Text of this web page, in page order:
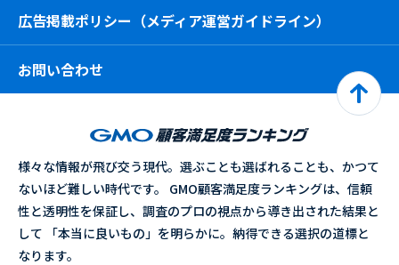
広告掲載ポリシー（メディア運営ガイドライン）
お問い合わせ
様々な情報が飛び交う現代。選ぶことも選ばれることも、かつて
ないほど難しい時代です。 GMO顧客満足度ランキングは、信頼
性と透明性を保証し、調査のプロの視点から導き出された結果と
して 「本当に良いもの」を明らかに。納得できる選択の道標と
なります。